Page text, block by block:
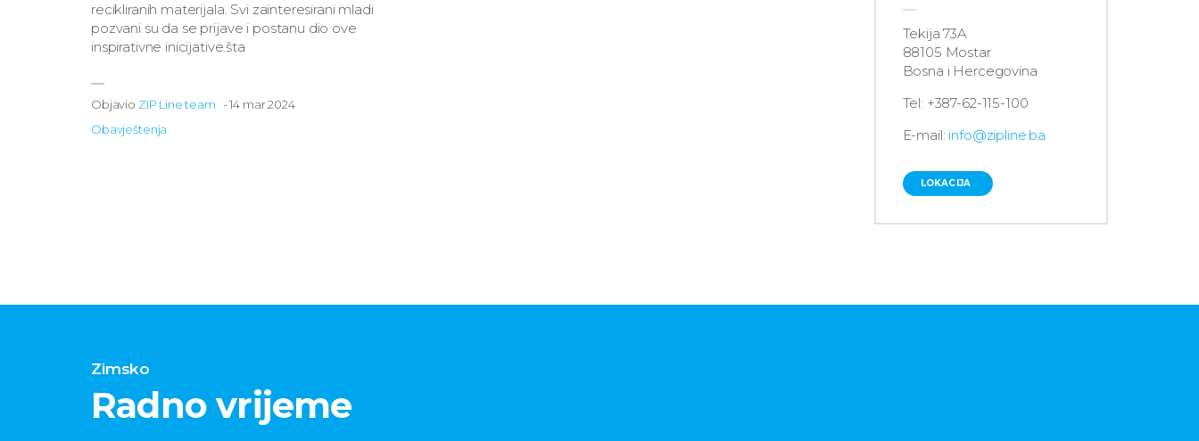
recikliranih materijala. Svi zainteresirani mladi
pozvani su da se prijave i postanu dio ove
inspirativne inicijative.šta
Objavio ZIP Line team -14 mar 2024
Obavještenja
Tekija 73A
88105 Mostar
Bosna i Hercegovina
Tel: +387-62-115-100
E-mail: info@zipline.ba
LOKACIJA
Zimsko
Radno vrijeme